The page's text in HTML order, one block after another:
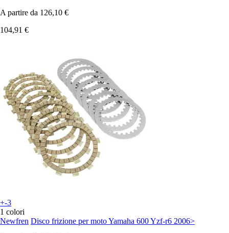
A partire da 126,10 €
104,91 €
+-3
1 colori
Newfren Disco frizione per moto Yamaha 600 Yzf-r6 2006>